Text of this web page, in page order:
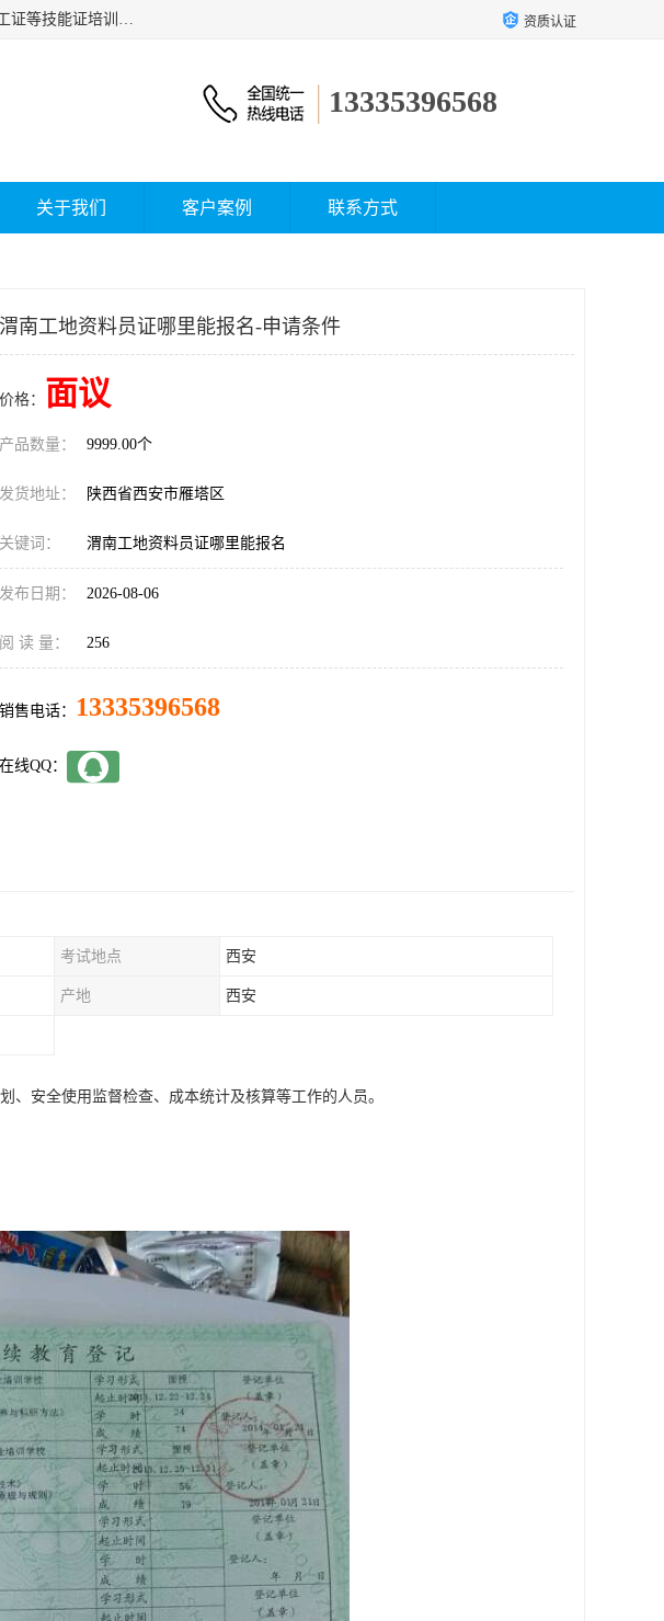
杰森教育专业提供电工证报名、安全员报名考试、特种作业操作证、操作证、宁夏电工,电工证、焊工证、钳工证等技能证培训课程。 资质认证
13335396568
关于我们 客户案例 联系方式
渭南工地资料员证哪里能报名-申请条件
价格： 面议
产品数量： 9999.00个
发货地址： 陕西省西安市雁塔区
关键词： 渭南工地资料员证哪里能报名
发布日期： 2026-08-06
阅 读 量： 256
销售电话： 13335396568
在线QQ：
考试地点 西安
产地 西安
安全使用监督检查、成本统计及核算等工作的人员。